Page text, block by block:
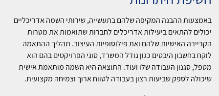
באמצעות ההבנה המקיפה שלהם בתעשייה, שירותי השמה אדריכליים
יכולים להתאים ביעילות אדריכלים לחברות שתואמות את מטרות
הקריירה האישיות שלהם ואת פילוסופיות העיצוב. תהליך ההתאמה
לוקח בחשבון היבטים כגון גודל המשרד, סוגי הפרויקטים בהם הוא
מטפל, סגנון העבודה שלו ועוד. התוצאה היא השמה מותאמת אישית
שיכולה לספק שביעות רצון בעבודה לטווח ארוך וצמיחה מקצועית.